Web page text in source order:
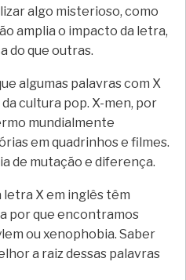
algo misterioso, como
amplia o impacto da letra,
do que outras.
algumas palavras com X
cultura pop. X-men, por
mundialmente
em quadrinhos e filmes.
de mutação e diferença.
X em inglês têm
por que encontramos
ou xenophobia. Saber
a raiz dessas palavras